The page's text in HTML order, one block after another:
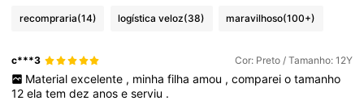
recompraria(14) logística veloz(38) maravilhoso(100+)
c***3 Cor: Preto / Tamanho: 12Y
Material excelente , minha filha amou , comparei o tamanho
12elatemdezanoseserviu .